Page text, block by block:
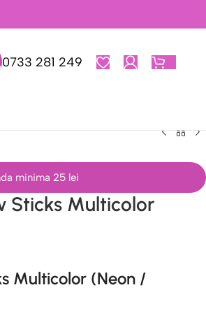
0733 281 249
minima 25 lei
Sticks Multicolor
Multicolor (Neon /